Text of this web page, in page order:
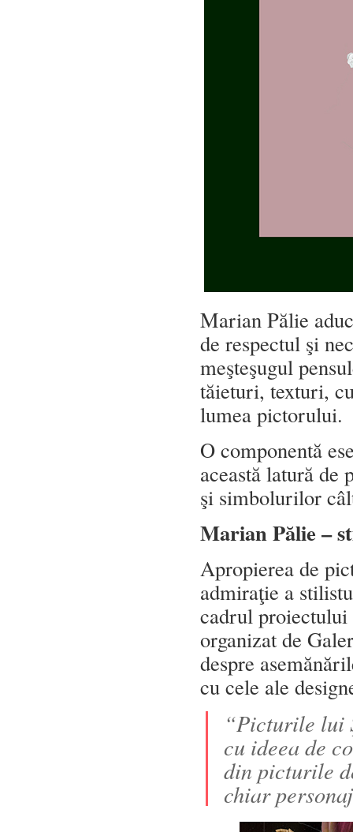
Marian Pălie
de respectul şi
meşteşugul
tăieturi, texturi,
lumea pictorului.
O componentă
această latură de
şi simbolurilor
Marian Pălie –
Apropierea de
admiraţie a
cadrul
organizat de
despre
cu cele ale
“Picturile lui
cu ideea de
din picturile
chiar